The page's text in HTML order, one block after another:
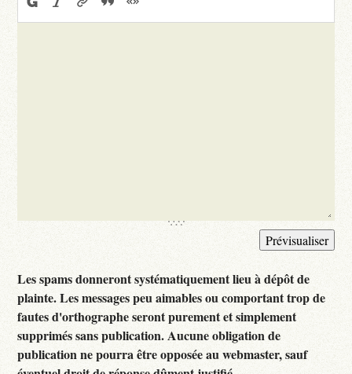
Les spams donneront systématiquement lieu à dépôt de
plainte. Les messages peu aimables ou comportant trop de
fautes d'orthographe seront purement et simplement
supprimés sans publication. Aucune obligation de
publication ne pourra être opposée au webmaster, sauf